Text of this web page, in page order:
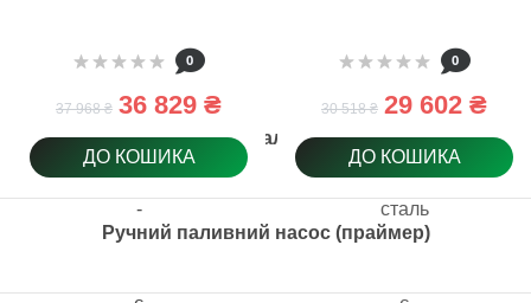
Матеріал леза
Ручний паливний насос (праймер)
0
37 968 ₴ 36 829 ₴
ДО КОШИКА
-
0
30 518 ₴ 29 602 ₴
ДО КОШИКА
сталь